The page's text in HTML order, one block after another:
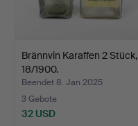
Brännvin Karaffen 2 Stück,
18/1900.
Beendet 8. Jan 2025
3 Gebote
32 USD